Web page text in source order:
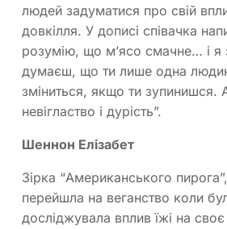
людей задуматися про свій
довкілля. У дописі співачка
розумію, що м’ясо смачне… і
думаєш, що ти лише одна
зміниться, якщо ти зупинишся.
невігластво і дурість”.
Шеннон Елізабет
Зірка “Американського
перейшла на веганство коли
досліджувала вплив їжі на своє